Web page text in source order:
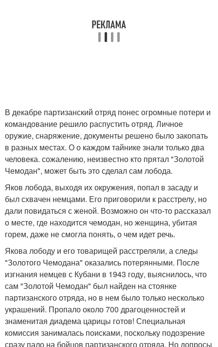
В декабре партизанский отряд понес огромные потери и
командование решило распустить отряд. Личное
оружие, снаряжение, документы решено было закопать
в разных местах. О о каждом тайнике знали только два
человека. сожалению, неизвестно кто прятал "Золотой
Чемодан", может быть это сделал сам лобода.
Яков лобода, выходя их окружения, попал в засаду и
был схвачен немцами. Его приговорили к расстрелу, но
дали повидаться с женой. Возможно он что-то рассказал
о месте, где находится чемодан, но женщина, убитая
горем, даже не смогла понять, о чем идет речь.
Якова лободу и его товарищей расстреляли, а следы
"Золотого Чемодана" оказались потерянными. После
изгнания немцев с Кубани в 1943 году, выяснилось, что
сам "Золотой Чемодан" был найден на стоянке
партизанского отряда, но в нем было только несколько
украшений. Пропало около 700 драгоценностей и
знаменитая диадема царицы готов! Специальная
комиссия занималась поисками, поскольку подозрение
сразу пало на бойцов партизанского отряда. Но допросы